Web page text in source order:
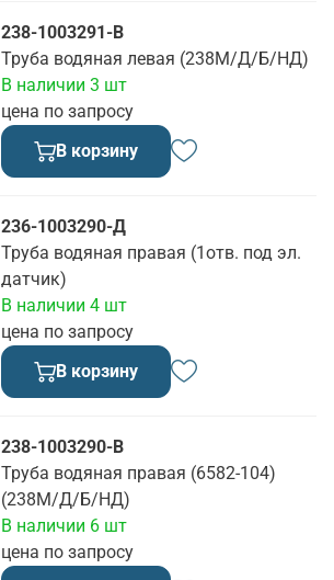
238-1003291-В
Труба водяная левая (238М/Д/Б/НД)
цена по запросу
В наличии 3 шт
В корзину
236-1003290-Д
Труба водяная правая (1отв. под эл.
датчик)
цена по запросу
В наличии 4 шт
В корзину
238-1003290-В
Труба водяная правая (6582-104)
(238М/Д/Б/НД)
цена по запросу
В наличии 6 шт